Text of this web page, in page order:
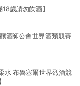
歲請勿飲酒】
酒師公會世界酒類競賽